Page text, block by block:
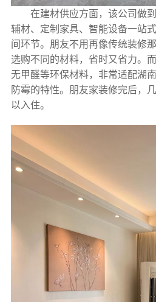
在建材供应方面，该公司做
辅材、定制家具、智能设备一站
间环节。朋友不用再像传统装修
选购不同的材料，省时又省力。
无甲醛等环保材料，非常适配湖
防霉的特性。朋友家装修完后，
以入住。